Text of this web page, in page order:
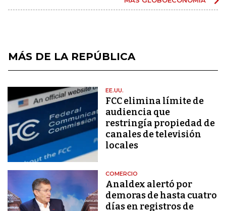
MÁS DE LA REPÚBLICA
EE.UU.
FCC elimina límite de
audiencia que
restringía propiedad de
canales de televisión
locales
COMERCIO
Analdex alertó por
demoras de hasta cuatro
días en registros de